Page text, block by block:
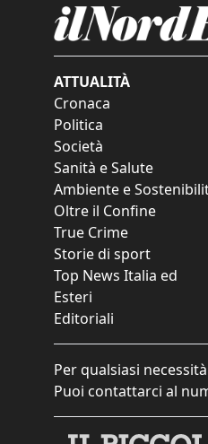
ATTUALITÀ
Cronaca
Politica
Società
Sanità e Salute
Ambiente e
Oltre il Confine
True Crime
Storie di sport
Top News Italia ed
Esteri
Editoriali
Per qualsiasi
Puoi contattarci al